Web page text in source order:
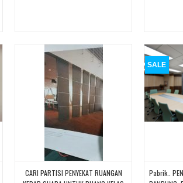
KEDAP
CARI PARTISI PENYEKAT RUANGAN
SALE
Pabrik..